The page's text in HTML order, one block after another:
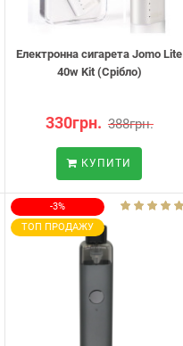
Електронна сигарета Jomo Lite
40w Kit (Срібло)
330грн. 388грн.
КУПИТИ
-3%
ТОП ПРОДАЖУ